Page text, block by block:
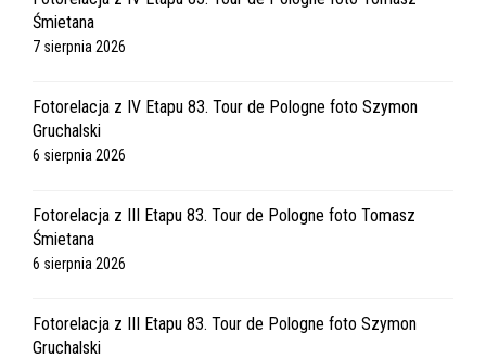
Śmietana
7 sierpnia 2026
Fotorelacja z IV Etapu 83. Tour de Pologne foto Szymon
Gruchalski
6 sierpnia 2026
Fotorelacja z III Etapu 83. Tour de Pologne foto Tomasz
Śmietana
6 sierpnia 2026
Fotorelacja z III Etapu 83. Tour de Pologne foto Szymon
Gruchalski